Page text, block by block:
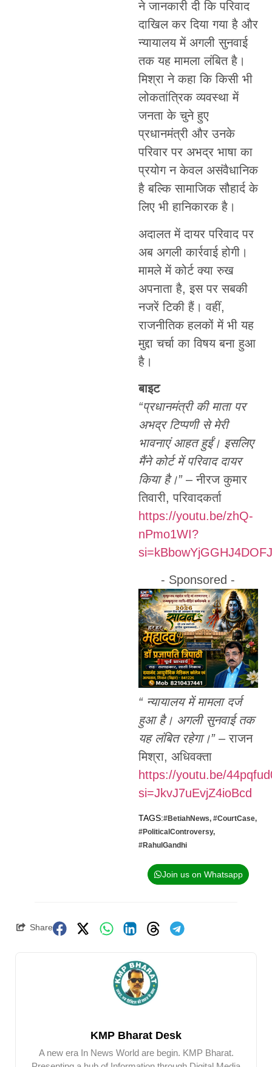
ने जानकारी दी कि परिवाद
दाखिल कर दिया गया है और
न्यायालय में अगली सुनवाई
तक यह मामला लंबित है।
मिश्रा ने कहा कि किसी भी
लोकतांत्रिक व्यवस्था में
जनता के चुने हुए
प्रधानमंत्री और उनके
परिवार पर अभद्र भाषा का
प्रयोग न केवल असंवैधानिक
है बल्कि सामाजिक सौहार्द के
लिए भी हानिकारक है।
अदालत में दायर परिवाद पर
अब अगली कार्रवाई होगी।
मामले में कोर्ट क्या रुख
अपनाता है, इस पर सबकी
नजरें टिकी हैं। वहीं,
राजनीतिक हलकों में भी यह
मुद्दा चर्चा का विषय बना हुआ
है।
बाइट
“प्रधानमंत्री की माता पर
अभद्र टिप्पणी से मेरी
भावनाएं आहत हुईं। इसलिए
मैंने कोर्ट में परिवाद दायर
किया है।”– नीरज कुमार
तिवारी, परिवादकर्ता
https://youtu.be/zhQ-
nPmo1WI?
si=kBbowYjGGHJ4DOFJ
- Sponsored -
“ न्यायालय में मामला दर्ज
हुआ है। अगली सुनवाई तक
यह लंबित रहेगा।”– राजन
मिश्रा, अधिवक्ता
https://youtu.be/
si=JkvJ7uEvjZ4ioBcd
TAGS:#BetiahNews, #CourtCase,
#PoliticalControversy,
#RahulGandhi
Join us on Whatsapp
Share
KMP Bharat Desk
A new era In News World are begin. KMP Bharat.